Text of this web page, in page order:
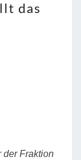
das
der Fraktion